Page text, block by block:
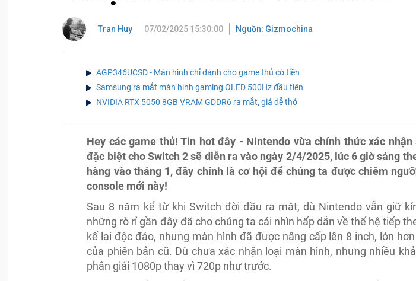
Tran Huy 07/02/2025 15:30:00 Nguồn: Gizmochina
AGP346UCSD - Màn hình chỉ dành cho game thủ có tiền
Samsung ra mắt màn hình gaming OLED 500Hz đầu tiên
NVIDIA RTX 5050 8GB VRAM GDDR6 ra mắt, giá dễ thở
Hey các game thủ! Tin hot đây - Nintendo vừa chính thức xác
đặc biệt cho Switch 2 sẽ diễn ra vào ngày 2/4/2025, lúc 6 giờ sáng
hàng vào tháng 1, đây chính là cơ hội để chúng ta được chiêm
console mới này!
Sau 8 năm kể từ khi Switch đời đầu ra mắt, dù Nintendo vẫn giữ
những rò rỉ gần đây đã cho chúng ta cái nhìn hấp dẫn về thế hệ tiếp
kế lai độc đáo, nhưng màn hình đã được nâng cấp lên 8 inch, lớn
của phiên bản cũ. Dù chưa xác nhận loại màn hình, nhưng nhiều
phân giải 1080p thay vì 720p như trước.